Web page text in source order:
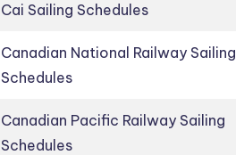
Cai Sailing Schedules
Canadian National Railway Sailing
Schedules
Canadian Pacific Railway Sailing
Schedules